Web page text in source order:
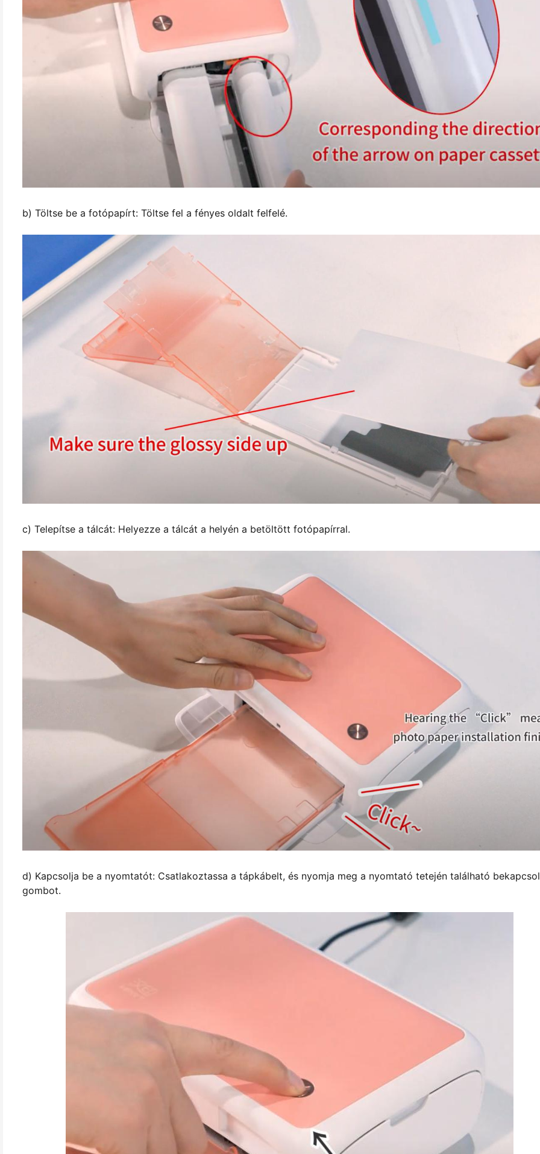
b) Töltse be a fotópapírt: Töltse fel a fényes oldalt felfelé.
c) Telepítse a tálcát: Helyezze a tálcát a helyén a betöltött fotópapírral.
d) Kapcsolja be a nyomtatót: Csatlakoztassa a tápkábelt, és nyomja meg a nyomtató tetején található
gombot.